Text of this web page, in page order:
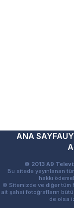
ANA SAYFA
© 2013 A9
Bu sitede yayınlanan
hakkı
© Sitemizde ve diğer tüm
ait şahsi fotoğrafların
de olsa